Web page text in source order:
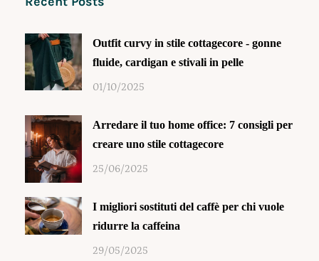
Outfit curvy in stile cottagecore - gonne
fluide, cardigan e stivali in pelle
01/10/2025
Arredare il tuo home office: 7 consigli per
creare uno stile cottagecore
25/06/2025
I migliori sostituti del caffè per chi vuole
ridurre la caffeina
29/05/2025